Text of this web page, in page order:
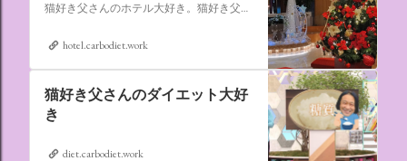
猫好き父さんのホテル大好き。猫好き父さんが宿泊したホテルの情報を徒然なるままに書いていきます。
hotel.carbodiet.work
猫好き父さんのダイエット大好
き
diet.carbodiet.work